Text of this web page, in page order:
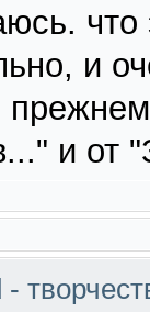
что
и
и от